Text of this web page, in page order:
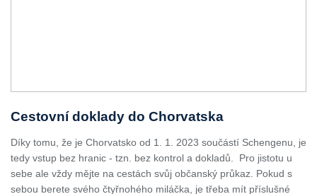
Cestovní doklady do Chorvatska
Díky tomu, že je Chorvatsko od 1. 1. 2023 součástí Schengenu, je
tedy vstup bez hranic - tzn. bez kontrol a dokladů. Pro jistotu u
sebe ale vždy mějte na cestách svůj občanský průkaz. Pokud s
sebou berete svého čtyřnohého miláčka, je třeba mít příslušné